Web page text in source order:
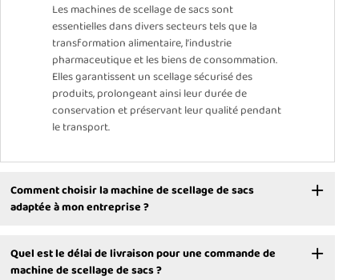
Les machines de scellage de sacs sont
essentielles dans divers secteurs tels que la
transformation alimentaire, l’industrie
pharmaceutique et les biens de consommation.
Elles garantissent un scellage sécurisé des
produits, prolongeant ainsi leur durée de
conservation et préservant leur qualité pendant
le transport.
Comment choisir la machine de scellage de sacs
adaptée à mon entreprise ?
Quel est le délai de livraison pour une commande de
machine de scellage de sacs ?